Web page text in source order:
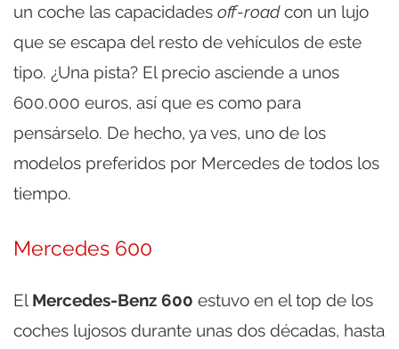
un coche las capacidades off-roadcon un lujo
que se escapa del resto de vehículos de este
tipo. ¿Una pista? El precio asciende a unos
600.000 euros, así que es como para
pensárselo. De hecho, ya ves, uno de los
modelos preferidos por Mercedes de todos los
tiempo.
Mercedes 600
El Mercedes-Benz 600 estuvo en el top de los
coches lujosos durante unas dos décadas, hasta